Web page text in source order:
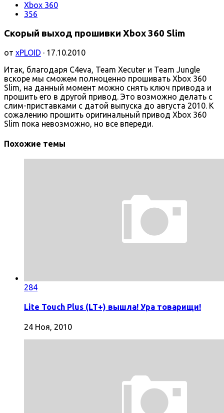
Xbox 360
356
Скорый выход прошивки Xbox 360 Slim
от xPLOID · 17.10.2010
Итак, благодаря C4eva, Team Xecuter и Team Jungle
вскоре мы сможем полноценно прошивать Xbox 360
Slim, на данный момент можно снять ключ привода и
прошить его в другой привод. Это возможно делать с
слим-приставками с датой выпуска до августа 2010. К
сожалению прошить оригинальный привод Xbox 360
Slim пока невозможно, но все впереди.
Похожие темы
284
Lite Touch Plus (LT+) вышла! Ура товарищи!
24 Ноя, 2010